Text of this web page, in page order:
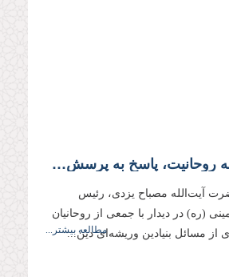
علامه مصباح: مهم‌ترین وظیفه روحانیت، پاسخ به پرسش‌های بنیادین اعتقادی است
آیت‌الله مصباح یزدی، رئیس
(ره) در دیدار با جمعی از روحانیان
از مسائل بنیادین وریشه‌ای دین...
مطالعه بیشتر...